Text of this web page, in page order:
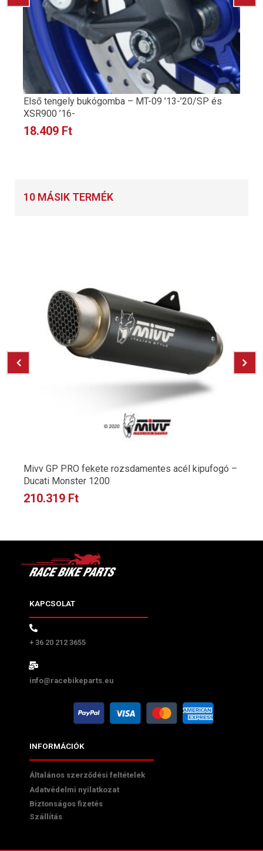
Első tengely bukógomba – MT-09 ’13-’20/SP és
XSR900 ’16-
18.409 Ft
10 MÁSIK TERMÉK
Mivv GP PRO fekete rozsdamentes acél kipufogó –
Ducati Monster 1200
210.319 Ft
KAPCSOLAT
+ 36 20 212 3655
info@racebikeparts.eu
INFORMÁCIÓK
Általános szerződési feltételek
Adatvédelmi nyilatkozat
Biztonságos fizetés
Szállítás